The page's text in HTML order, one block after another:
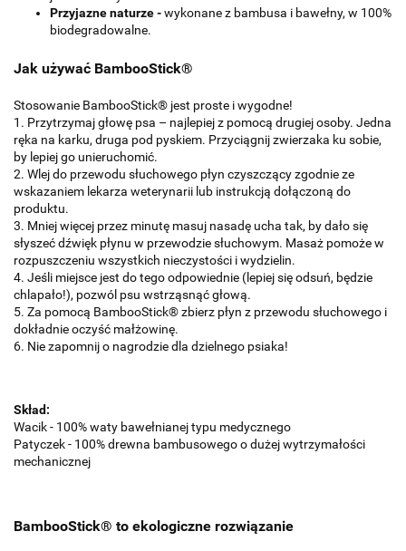
Przyjazne naturze -wykonane z bambusa i bawełny, w 100%
biodegradowalne.
Jak używać BambooStick®
Stosowanie BambooStick® jest proste i wygodne!
1. Przytrzymaj głowę psa – najlepiej z pomocą drugiej osoby. Jedna
ręka na karku, druga pod pyskiem. Przyciągnij zwierzaka ku sobie,
by lepiej go unieruchomić.
2. Wlej do przewodu słuchowego płyn czyszczący zgodnie ze
wskazaniem lekarza weterynarii lub instrukcją dołączoną do
produktu.
3. Mniej więcej przez minutę masuj nasadę ucha tak, by dało się
słyszeć dźwięk płynu w przewodzie słuchowym. Masaż pomoże w
rozpuszczeniu wszystkich nieczystości i wydzielin.
4. Jeśli miejsce jest do tego odpowiednie (lepiej się odsuń, będzie
chlapało!), pozwól psu wstrząsnąć głową.
5. Za pomocą BambooStick® zbierz płyn z przewodu słuchowego i
dokładnie oczyść małżowinę.
6. Nie zapomnij o nagrodzie dla dzielnego psiaka!
Skład:
Wacik - 100% waty bawełnianej typu medycznego
Patyczek - 100% drewna bambusowego o dużej wytrzymałości
mechanicznej
BambooStick® to ekologiczne rozwiązanie